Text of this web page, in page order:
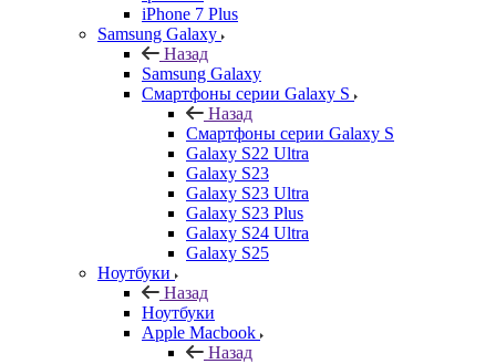
iPhone 7 Plus
Samsung Galaxy
Назад
Samsung Galaxy
Смартфоны серии Galaxy S
Назад
Смартфоны серии Galaxy S
Galaxy S22 Ultra
Galaxy S23
Galaxy S23 Ultra
Galaxy S23 Plus
Galaxy S24 Ultra
Galaxy S25
Ноутбуки
Назад
Ноутбуки
Apple Macbook
Назад